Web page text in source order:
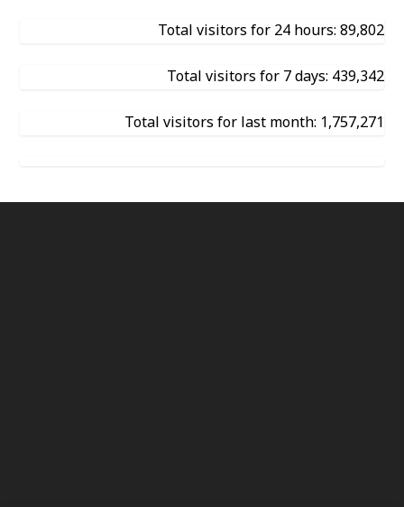
Total visitors for 24 hours: 89,802
Total visitors for 7 days: 439,342
Total visitors for last month: 1,757,271